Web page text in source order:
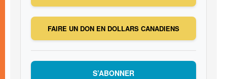
FAIRE UN DON EN DOLLARS CANADIENS
S’ABONNER